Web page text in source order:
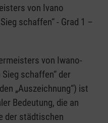
von Ivano
schaffen“ - Grad 1 –
von Iwano-
schaffen“ der
„Auszeichnung“) ist
Bedeutung, die an
der städtischen